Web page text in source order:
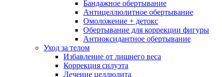
Бандажное обертывание
Антицеллюлитное обертывание
Омоложение + детокс
Обертывание для коррекции фигуры
Антиоксидантное обертывание
Уход за телом
Избавление от лишнего веса
Коррекция силуэта
Лечение целлюлита